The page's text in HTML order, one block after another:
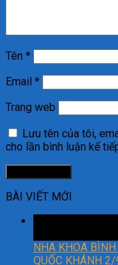
Tên *
Email *
Trang web
Lưu tên của tôi,
cho lần bình luận kế
BÀI VIẾT MỚI
NHA KHOA
QUỐC KHÁNH